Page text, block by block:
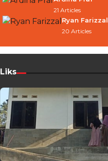
21 Articles
Ryan Farizzal
20 Articles
Liks